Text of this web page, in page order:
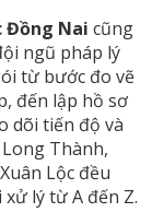
Đồng Nai cũng
ngũ pháp lý
từ bước đo vẽ
đến lập hồ sơ
dõi tiến độ và
Thành,
Lộc đều
lý từ A đến Z.